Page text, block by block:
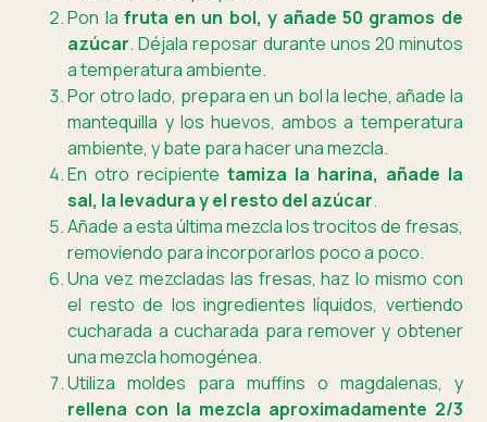
Pon la fruta en un bol, y añade 50 gramos de
azúcar. Déjala reposar durante unos 20 minutos
a temperatura ambiente.
Por otro lado, prepara en un bol la leche, añade la
mantequilla y los huevos, ambos a temperatura
ambiente, y bate para hacer una mezcla.
En otro recipientetamiza la harina, añade la
sal, la levadura y el resto del azúcar.
Añade a esta última mezcla los trocitos de fresas,
removiendo para incorporarlos poco a poco.
Una vez mezcladas las fresas, haz lo mismo con
el resto de los ingredientes líquidos, vertiendo
cucharada a cucharada para remover y obtener
una mezcla homogénea.
Utiliza moldes para muffins o magdalenas, y
rellena con la mezcla aproximadamente 2/3